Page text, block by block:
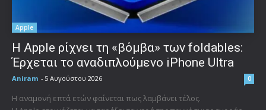
Apple
Η Apple ρίχνει τη «βόμβα» των foldables:
Έρχεται το αναδιπλούμενο iPhone Ultra
Aniram - 5 Αυγούστου 2026 0
Η αναμονή επτά ετών φαίνεται πως λαμβάνει τέλος.